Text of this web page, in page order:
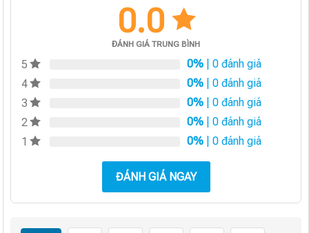
0.0
ĐÁNH GIÁ TRUNG BÌNH
5 0% | 0 đánh giá
4
0% | 0 đánh giá
3
0% | 0 đánh giá
2
0% | 0 đánh giá
1
0% | 0 đánh giá
ĐÁNH GIÁ NGAY